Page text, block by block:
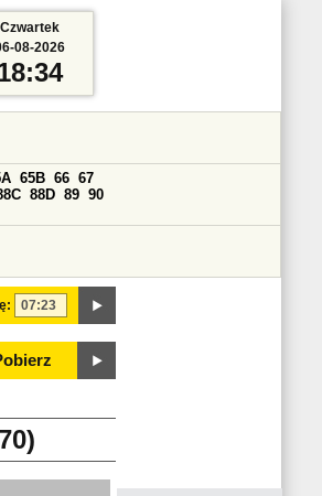
65B 66 67
88D 89 90
Czwartek
08-2026